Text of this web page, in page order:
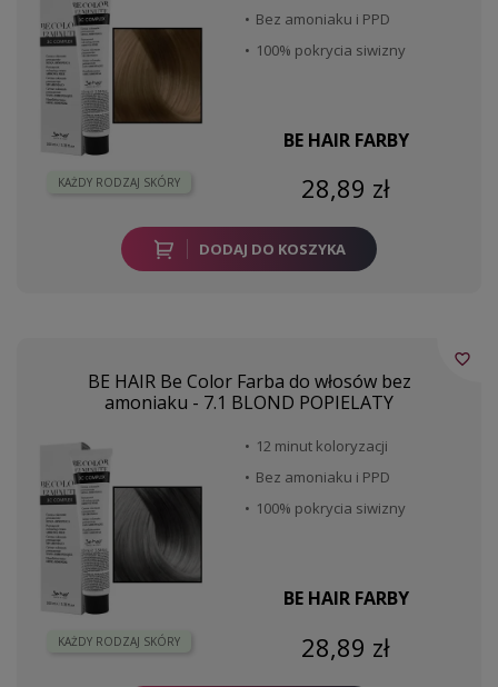
KAŻDY RODZAJ SKÓRY
Bez amoniaku i PPD
100% pokrycia siwizny
BE HAIR FARBY
28,89 zł
DODAJ DO KOSZYKA
BE HAIR Be Color Farba do włosów bez
amoniaku - 7.1 BLOND POPIELATY
KAŻDY RODZAJ SKÓRY
12 minut koloryzacji
Bez amoniaku i PPD
100% pokrycia siwizny
BE HAIR FARBY
28,89 zł
favorite_border